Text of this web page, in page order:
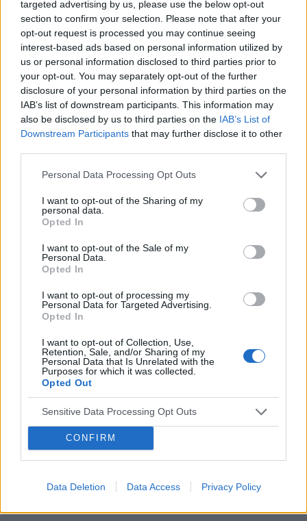
targeted advertising by us, please use the below opt-out
section to confirm your selection. Please note that after your
opt-out request is processed you may continue seeing
interest-based ads based on personal information utilized by
us or personal information disclosed to third parties prior to
your opt-out. You may separately opt-out of the further
disclosure of your personal information by third parties on the
IAB’s list of downstream participants. This information may
also be disclosed by us to third parties on the IAB’s List of
Downstream Participants that may further disclose it to other
Personal Data Processing Opt Outs
I want to opt-out of the Sharing of my
personal data.
Opted In
I want to opt-out of the Sale of my
Personal Data.
Opted In
I want to opt-out of processing my
Personal Data for Targeted Advertising.
Opted In
I want to opt-out of Collection, Use,
Retention, Sale, and/or Sharing of my
Personal Data that Is Unrelated with the
Purposes for which it was collected.
Opted Out
Sensitive Data Processing Opt Outs
CONFIRM
Data Deletion Data Access Privacy Policy
POWIĄZANE DYSKUSJE NA FORUM Z
KATEGORIILECZENIE RAKA
asiorekk89
Forum:Operacje i zabiegi
Zmiana na paznokciu , czerniak ? Siniak ?
Witam , na palcu zrobiło mi się coś takiego ? Jeszcze
3 tyg temu nie było tego w ogóle , ściągnęłam lakier z
na sobie w pracy za ciasne buty ? Moż...